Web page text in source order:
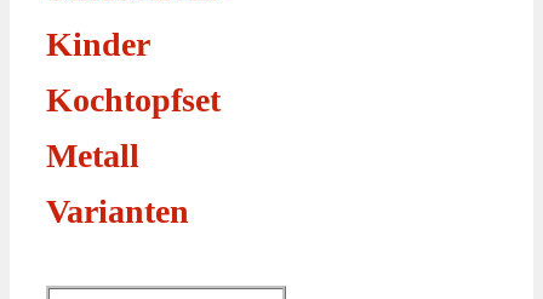
Kinder
Kochtopfset
Metall
Varianten